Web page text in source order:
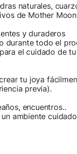
naturales,
de Mother
y duraderos
durante todo el
el cuidado de
tu joya
previa).
encuentros..
ambiente